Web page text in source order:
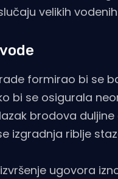
velikih
formirao bi se
bi se osigurala
brodova duljine
izgradnja riblje
ugovora